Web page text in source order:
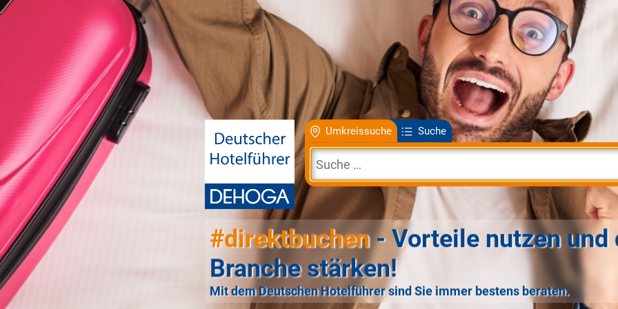
Umkreissuche Suche
#direktbuchen- Vorteile nutzen und
Branche stärken!
Mit dem Deutschen Hotelführer sind Sie immer bestens beraten.